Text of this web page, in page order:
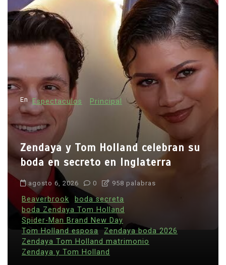
En Espectaculos Principal
Zendaya y Tom Holland celebran su
boda en secreto en Inglaterra
agosto 6, 2026 0 958 palabras
Beaverbrook
boda secreta
boda Zendaya Tom Holland
Spider-Man Brand New Day
Tom Holland esposa
Zendaya boda 2026
Zendaya Tom Holland matrimonio
Zendaya y Tom Holland